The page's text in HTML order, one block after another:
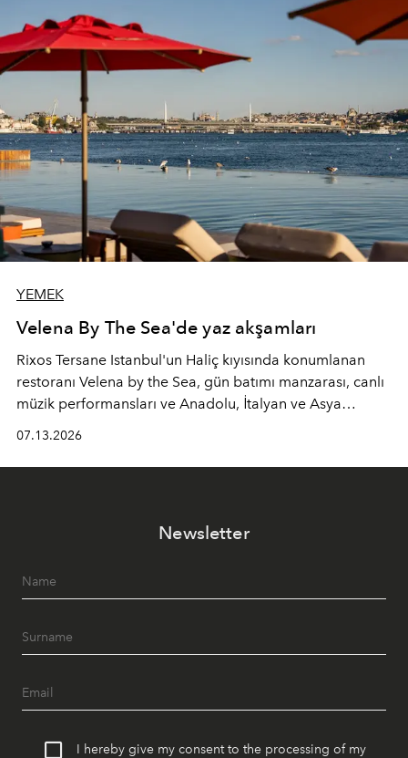
YEMEK
Velena By The Sea'de yaz akşamları
Rixos Tersane Istanbul'un Haliç kıyısında konumlanan
restoranı Velena by the Sea, gün batımı manzarası, canlı
müzik performansları ve Anadolu, İtalyan ve Asya
devam ediyor.
07.13.2026
Newsletter
I hereby give my consent to the processing of my